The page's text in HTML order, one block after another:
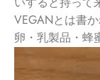
VEGANとは書
卵・乳製品・蜂